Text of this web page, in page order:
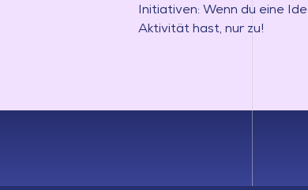
Initiativen: Wenn du eine
Aktivität hast, nur zu!